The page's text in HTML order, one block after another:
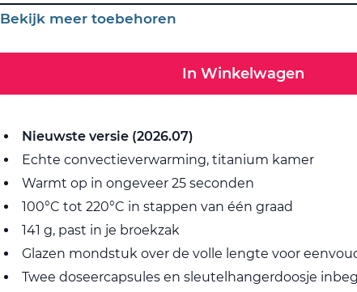
Bekijk meer toebehoren
In Winkelwagen
Nieuwste versie (2026.07)
Echte convectieverwarming, titanium kamer
Warmt op in ongeveer 25 seconden
100°C tot 220°C in stappen van één graad
141 g, past in je broekzak
Glazen mondstuk over de volle lengte voor
Twee doseercapsules en sleutelhangerdoosje